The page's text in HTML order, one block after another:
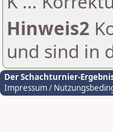
Hinweis2
und sind in
Der Schachturnier-
Impressum /